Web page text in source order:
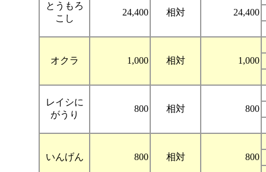
とうもろ
こし
24,400 相対 24,400
オクラ 1,000 相対 1,000
レイシに
がうり
800 相対 800
いんげん 800 相対 800